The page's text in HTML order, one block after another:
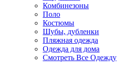
Комбинезоны
Поло
Костюмы
Шубы, дубленки
Пляжная одежда
Одежда для дома
Смотреть Все Одежду